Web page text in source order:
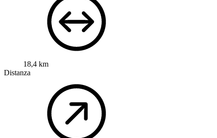
18,4 km
Distanza